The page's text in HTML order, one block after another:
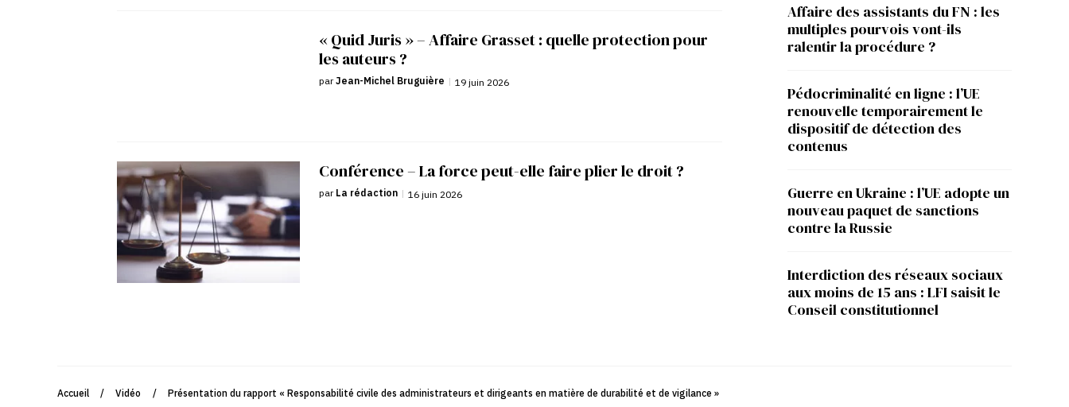
« Quid Juris » – Affaire Grasset : quelle protection pour
les auteurs ?
parJean-Michel Bruguière | 19 juin 2026
Conférence – La force peut-elle faire plier le droit ?
par La rédaction | 16 juin 2026
Affaire des assistants du FN : les
multiples pourvois vont-ils
ralentir la procédure ?
Pédocriminalité en ligne : l’UE
renouvelle temporairement le
dispositif de détection des
contenus
Guerre en Ukraine : l’UE adopte un
nouveau paquet de sanctions
contre la Russie
Interdiction des réseaux sociaux
aux moins de 15 ans : LFI saisit le
Conseil constitutionnel
Accueil / Vidéo / Présentation du rapport « Responsabilité civile des administrateurs et dirigeants en matière de durabilité et de vigilance »